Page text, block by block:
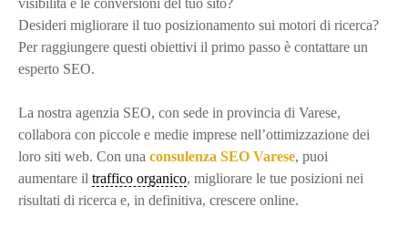
Desideri migliorare il tuo posizionamento sui motori di ricerca?
Per raggiungere questi obiettivi il primo passo è contattare un
esperto SEO.
La nostra agenzia SEO, con sede in provincia di Varese,
collabora con piccole e medie imprese nell’ottimizzazione dei
loro siti web. Con una consulenza SEO Varese, puoi
aumentare il traffico organico, migliorare le tue posizioni nei
risultati di ricerca e, in definitiva, crescere online.